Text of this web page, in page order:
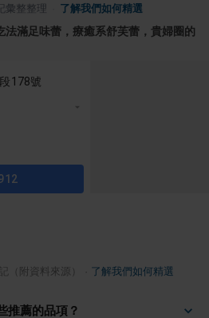
彙整整理 了解我們如何精選
法滿足味蕾，療癒系舒芙蕾，貴婦圈的
178號
（附資料來源） 了解我們如何精選
推薦的品項？